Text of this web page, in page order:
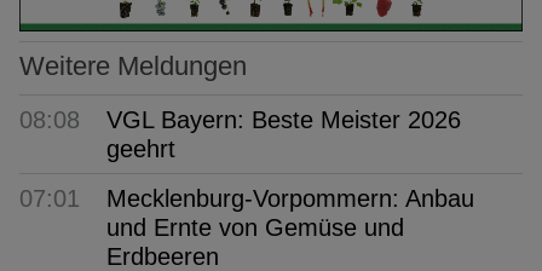
Weitere Meldungen
08:08
VGL Bayern: Beste Meister 2026
geehrt
07:01
Mecklenburg-Vorpommern: Anbau
und Ernte von Gemüse und
Erdbeeren